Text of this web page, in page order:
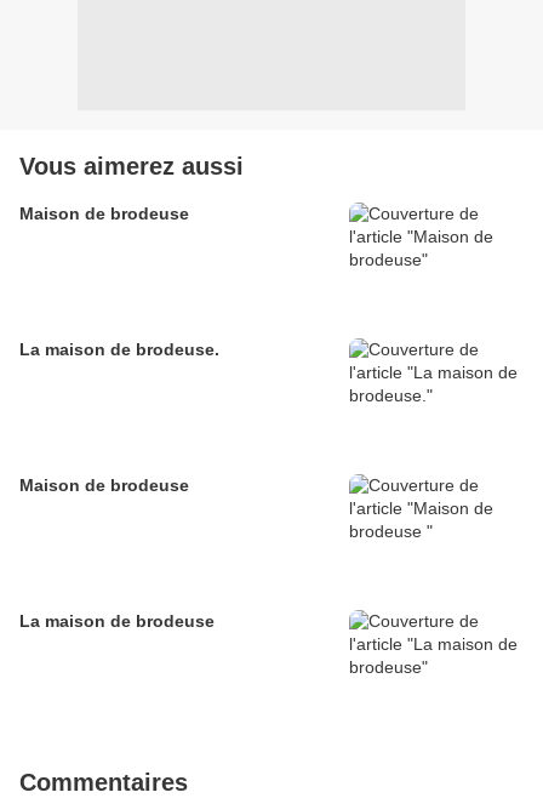
Vous aimerez aussi
Maison de brodeuse
La maison de brodeuse.
Maison de brodeuse
La maison de brodeuse
Commentaires